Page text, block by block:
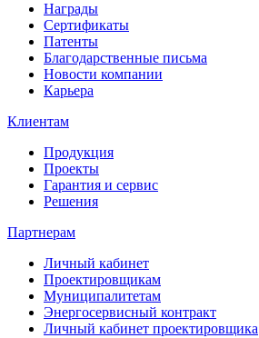
Награды
Сертификаты
Патенты
Благодарственные письма
Новости компании
Карьера
Клиентам
Продукция
Проекты
Гарантия и сервис
Решения
Партнерам
Личный кабинет
Проектировщикам
Муниципалитетам
Энергосервисный контракт
Личный кабинет проектировщика